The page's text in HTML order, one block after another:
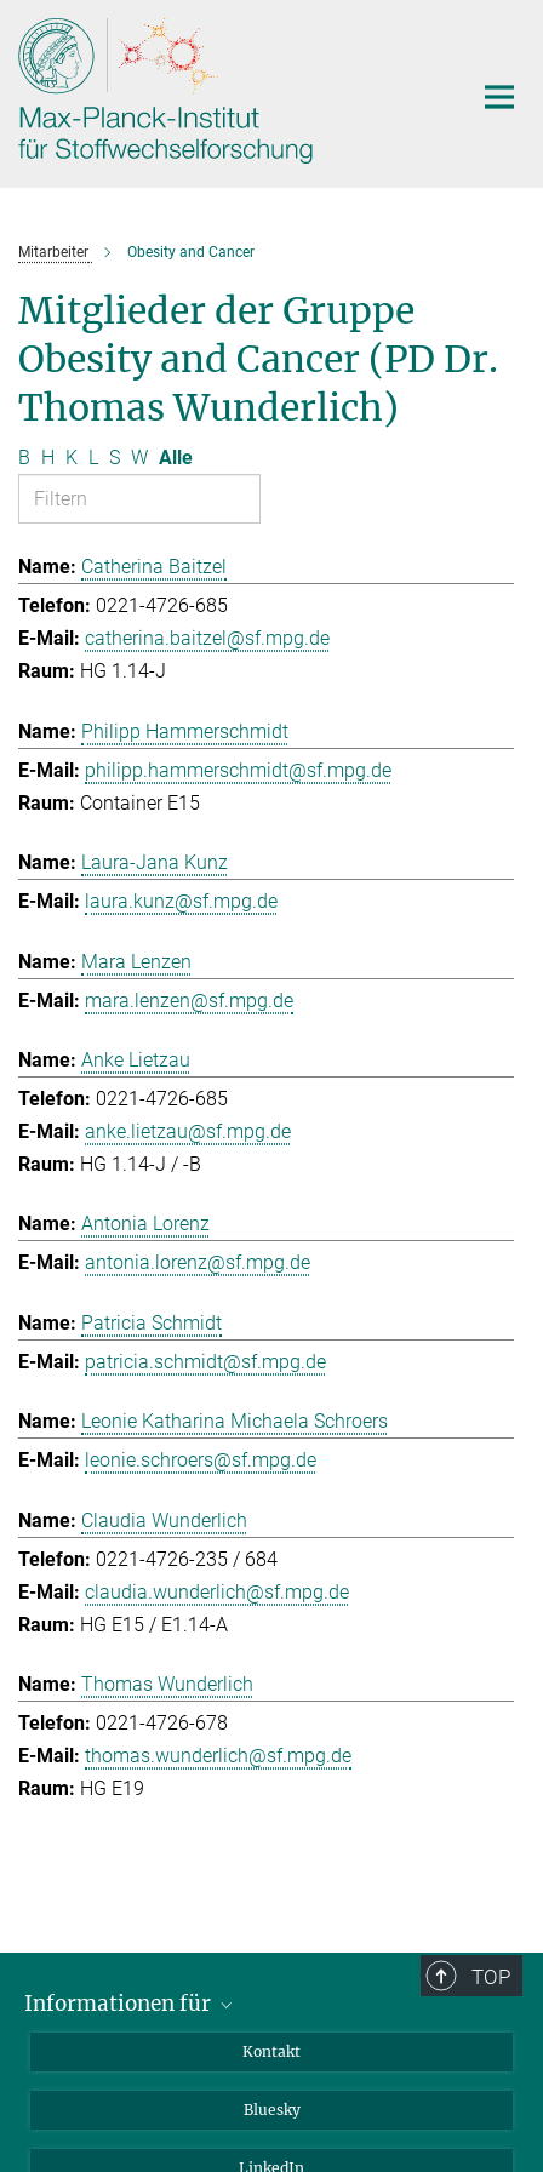
Hauptinhalt
Mitarbeiter Obesity and Cancer
Mitglieder der Gruppe
Obesity and Cancer (PD Dr.
Thomas Wunderlich)
B H K L S W Alle
Catherina Baitzel
0221-4726-685
catherina.baitzel@sf.mpg.de
HG 1.14-J
Philipp Hammerschmidt
philipp.hammerschmidt@sf.mpg.de
Container E15
Laura-Jana Kunz
laura.kunz@sf.mpg.de
Mara Lenzen
mara.lenzen@sf.mpg.de
Anke Lietzau
0221-4726-685
anke.lietzau@sf.mpg.de
HG 1.14-J / -B
Antonia Lorenz
antonia.lorenz@sf.mpg.de
Patricia Schmidt
patricia.schmidt@sf.mpg.de
Leonie Katharina Michaela Schroers
leonie.schroers@sf.mpg.de
Claudia Wunderlich
0221-4726-235 / 684
claudia.wunderlich@sf.mpg.de
HG E15 / E1.14-A
Thomas Wunderlich
0221-4726-678
thomas.wunderlich@sf.mpg.de
HG E19
TOP
Informationen für
Bewerbende
Forschende
Kontakt
Bluesky
LinkedIn